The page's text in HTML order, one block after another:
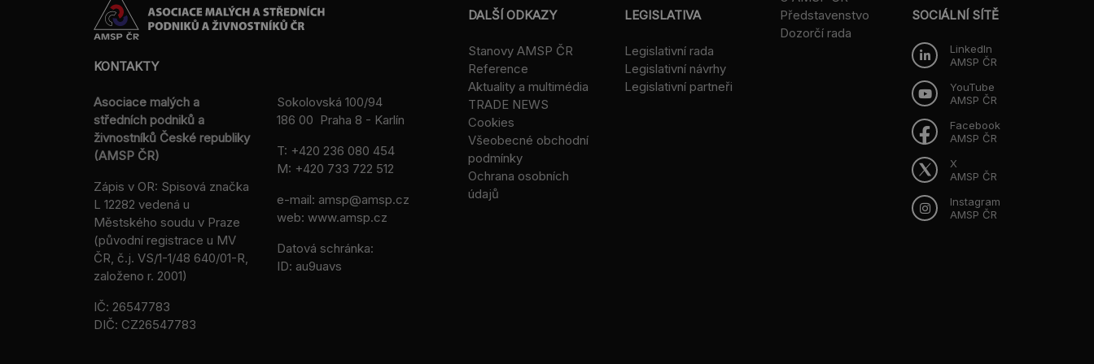
KONTAKTY
Asociace malých a
středních podniků a
živnostníků České republiky
(AMSP ČR)
Zápis v OR: Spisová značka
L 12282 vedená u
Městského soudu v Praze
(původní registrace u MV
ČR, č.j. VS/1-1/48 640/01-R,
založeno r. 2001)
IČ: 26547783
DIČ: CZ26547783
Sokolovská 100/94
186 00 Praha 8 - Karlín
T: +420 236 080 454
M: +420 733 722 512
e-mail: amsp@amsp.cz
web: www.amsp.cz
Datová schránka:
ID: au9uavs
DALŠÍ ODKAZY
Stanovy AMSP ČR
Reference
Aktuality a multimédia
TRADE NEWS
Cookies
Všeobecné obchodní
podmínky
Ochrana osobních
údajů
LEGISLATIVA
Legislativní rada
Legislativní návrhy
Legislativní partneři
Představenstvo
Dozorčí rada
SOCIÁLNÍ SÍTĚ
LinkedIn
AMSP ČR
YouTube
AMSP ČR
Facebook
AMSP ČR
X
AMSP ČR
Instagram
AMSP ČR